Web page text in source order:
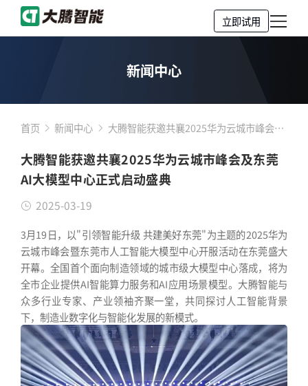
立即试用
新闻中心
首页 新闻中心
大腾智能获邀共襄2025华为云城市峰会及
大腾智能获邀共襄2025华为云城市峰会及东莞
AI大模型中心正式启动盛典
2025-03-19
3月19日，以"引领智能升级 共建美好东莞"为主题的2025华为
云城市峰会暨东莞市人工智能大模型中心开服活动在东莞盛大
开幕。全国首个面向制造领域的城市级大模型中心落成，将为
全市企业提供AI智能算力服务和AI应用场景模型。大腾智能与
众多行业专家、产业领袖齐聚一堂，共同探讨人工智能背景
下，制造业数字化与智能化发展的新模式。